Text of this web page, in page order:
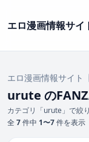
エロ漫画情報サイ
エロ漫画情報サイト
urute の
カテゴリ「urute」で絞
全 7件中 1〜7件を表示